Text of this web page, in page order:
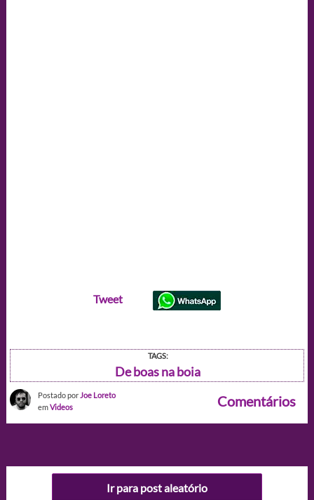
Tweet
TAGS:
De boas na boia
Postado por Joe Loreto
emVideos Comentários
Ir para post aleatório